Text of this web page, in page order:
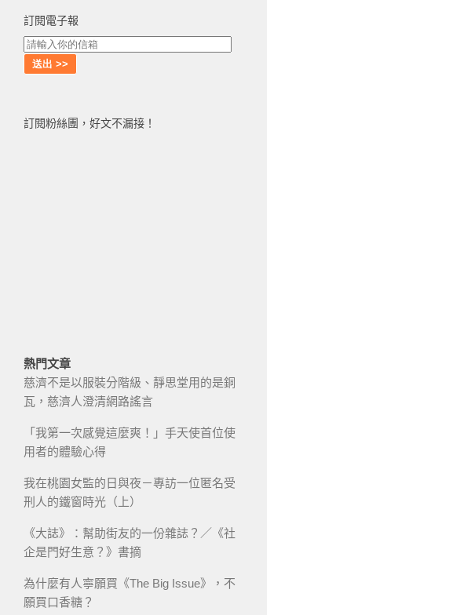
訂閱電子報
訂閱粉絲團，好文不漏接！
熱門文章
慈濟不是以服裝分階級、靜思堂用的是銅
瓦，慈濟人澄清網路謠言
「我第一次感覺這麼爽！」手天使首位使
用者的體驗心得
我在桃園女監的日與夜－專訪一位匿名受
刑人的鐵窗時光（上）
《大誌》：幫助街友的一份雜誌？／《社
企是門好生意？》書摘
為什麼有人寧願買《The Big Issue》，不
願買口香糖？